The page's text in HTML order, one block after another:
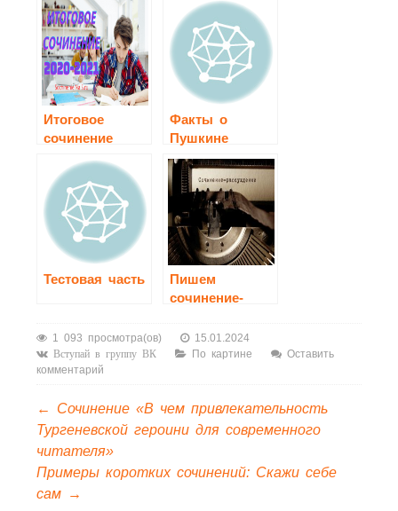
класс
Итоговое
сочинение
Факты о
Пушкине
Тестовая часть
Пишем
сочинение-
1 093 просмотра(ов) 15.01.2024
Вступай в группу ВК По картине
Оставить
комментарий
←
Сочинение «В чем привлекательность
Тургеневской героини для современного
читателя»
Примеры коротких сочинений: Скажи себе
сам →